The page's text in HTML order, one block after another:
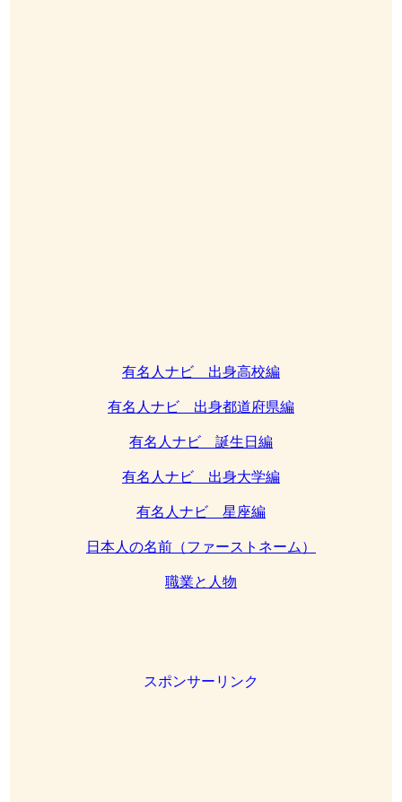
有名人ナビ 出身高校編
有名人ナビ 出身都道府県編
有名人ナビ 誕生日編
有名人ナビ 出身大学編
有名人ナビ 星座編
日本人の名前（ファーストネーム）
職業と人物
スポンサーリンク